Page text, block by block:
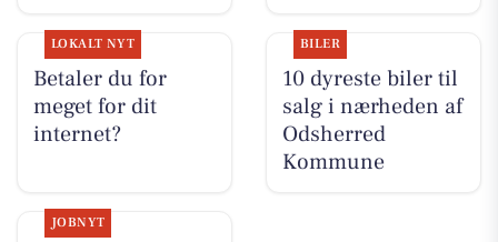
LOKALT NYT
Betaler du for
meget for dit
internet?
BILER
10 dyreste biler til
salg i nærheden af
Odsherred
Kommune
JOBNYT